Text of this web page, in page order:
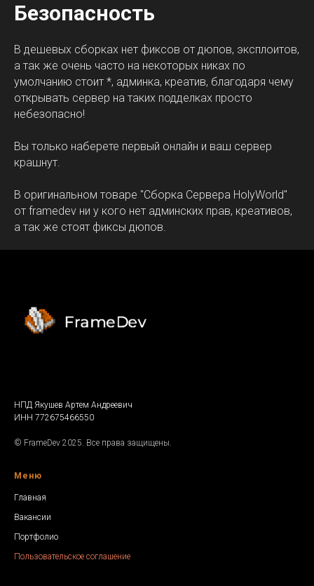
Безопасность
В дешевых сборках нет фиксов от дюпов, эксплоитов,
а так же очень часто на некоторых никах по
умолчанию стоит *, админка, креатив, благодаря чему
открывать сервер на таких подделках просто
небезопасно!
Вы только наберете первый онлайн и ваш сервер
крашнут.
В оригинальном товаре "Сборка Сервера HolyWorld"
от framedev ни у кого нет админских прав, креативов,
а так же стоят фиксы дюпов.
НПД Якушев Артем Андреевич
ИНН 772675466550
© FrameDev 2025. Все права защищены.
Меню
Главная
Вакансии
Портфолио
Пользовательское соглашение